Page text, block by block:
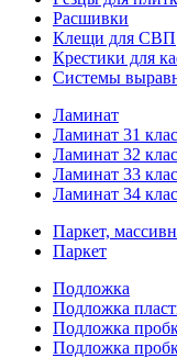
Расшивки
Клещи для СВП
Крестики для
Системы
Ламинат
Ламинат 31
Ламинат 32
Ламинат 33
Ламинат 34
Паркет,
Паркет
Подложка
Подложка
Подложка
Подложка